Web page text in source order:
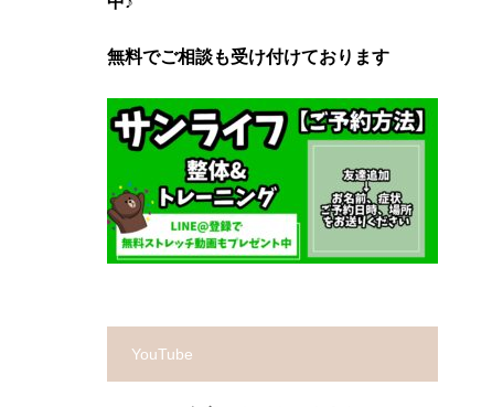
無料でご相談も受け付けております
YouTube